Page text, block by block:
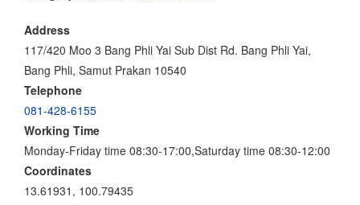
Address
117/420 Moo 3 Bang Phli Yai Sub Dist Rd. Bang Phli Yai,
Bang Phli, Samut Prakan 10540
Telephone
081-428-6155
Working Time
Monday-Friday time 08:30-17:00,Saturday time 08:30-12:00
Coordinates
13.61931, 100.79435